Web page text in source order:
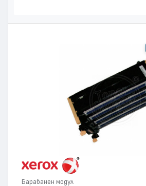
Барабанен модул